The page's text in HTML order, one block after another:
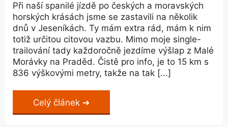
Při naší spanilé jízdě po českých a moravských
horských krásách jsme se zastavili na několik
dnů v Jeseníkách. Ty mám extra rád, mám k nim
totiž určitou citovou vazbu. Mimo moje single-
trailování tady každoročně jezdíme výšlap z Malé
Morávky na Praděd. Čistě pro info, je to 15 km s
836 výškovými metry, takže na tak [...]
Celý článek